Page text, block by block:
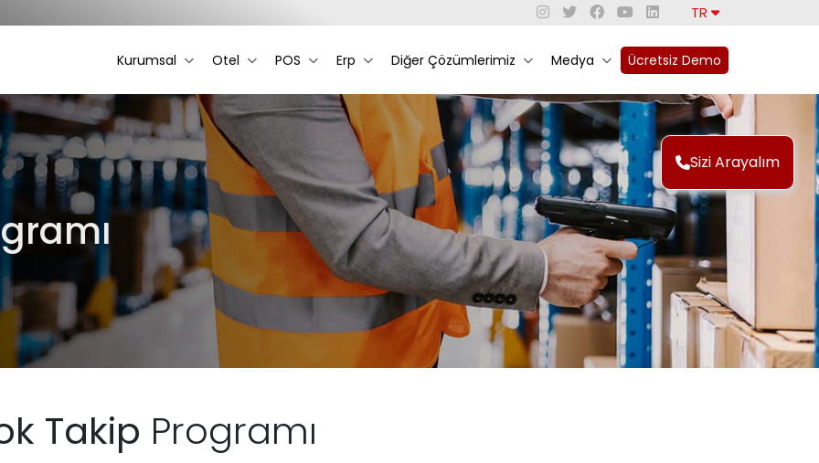
TR
Kurumsal Otel POS Erp Diğer Çözümlerimiz Medya Ücretsiz Demo
Sizi Arayalım
Takip Programı